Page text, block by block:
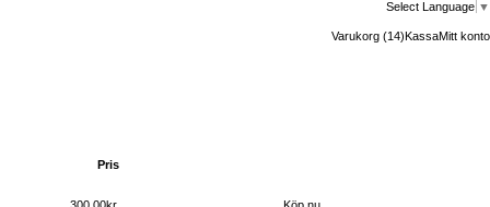
Select Language ▼
Varukorg (14)KassaMitt konto
Pris